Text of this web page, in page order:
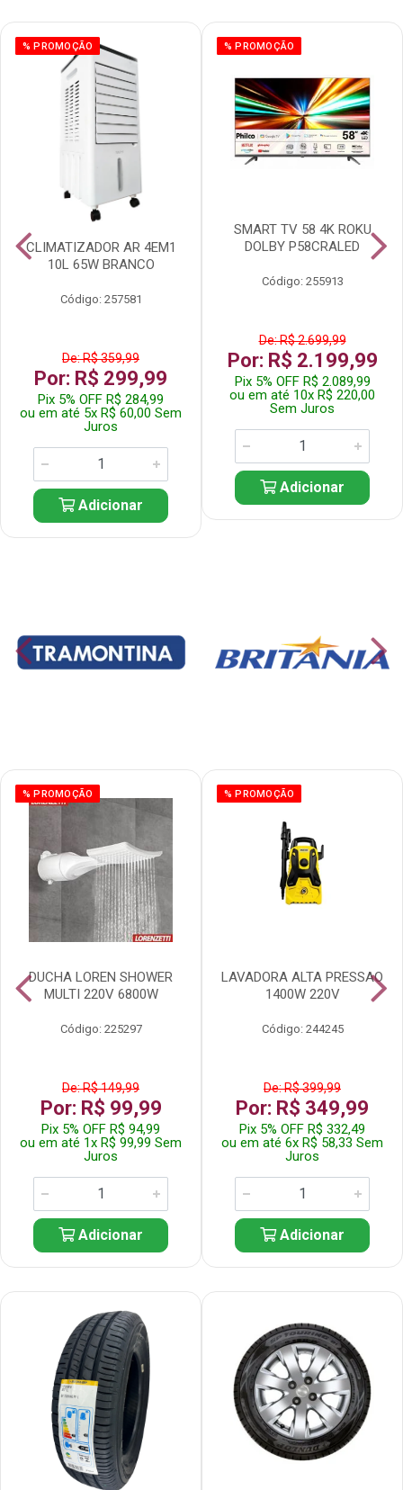
% PROMOÇÃO
CLIMATIZADOR AR 4EM1
10L 65W BRANCO
Código: 257581
De: R$ 359,99
Por: R$ 299,99
Pix 5% OFF R$ 284,99
ou em até 5x R$ 60,00 Sem
Juros
Adicionar
% PROMOÇÃO
SMART TV 58 4K ROKU
DOLBY P58CRALED
Código: 255913
De: R$ 2.699,99
Por: R$ 2.199,99
Pix 5% OFF R$ 2.089,99
ou em até 10x R$ 220,00
Sem Juros
Adicionar
% PROMOÇÃO
DUCHA LOREN SHOWER
MULTI 220V 6800W
Código: 225297
De: R$ 149,99
Por: R$ 99,99
Pix 5% OFF R$ 94,99
ou em até 1x R$ 99,99 Sem
Juros
Adicionar
% PROMOÇÃO
LAVADORA ALTA PRESSAO
1400W 220V
Código: 244245
De: R$ 399,99
Por: R$ 349,99
Pix 5% OFF R$ 332,49
ou em até 6x R$ 58,33 Sem
Juros
Adicionar